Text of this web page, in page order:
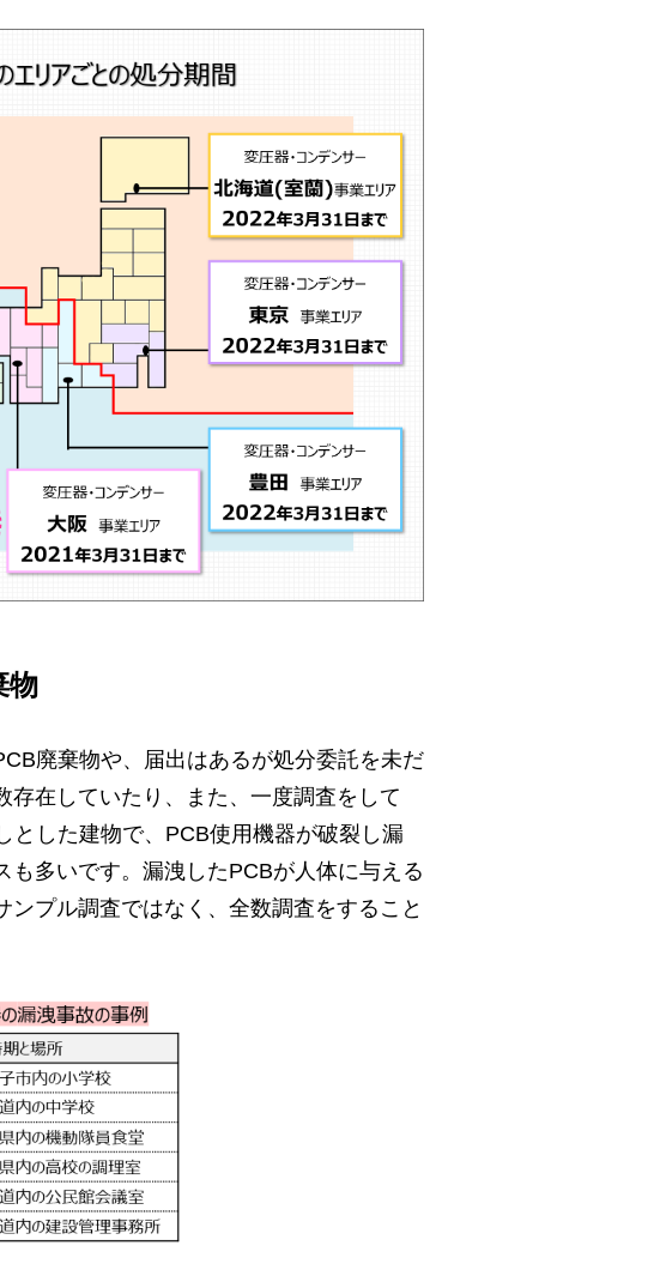
物
廃棄物や、届出はあるが処分委託を未だ
存在していたり、また、一度調査をして
とした建物で、PCB使用機器が破裂し漏
も多いです。漏洩したPCBが人体に与える
ンプル調査ではなく、全数調査をすること